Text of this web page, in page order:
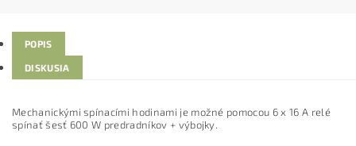
POPIS
DISKUSIA
Mechanickými spínacími hodinami je možné pomocou 6 x 16 A relé
spínať šesť 600 W predradníkov + výbojky.